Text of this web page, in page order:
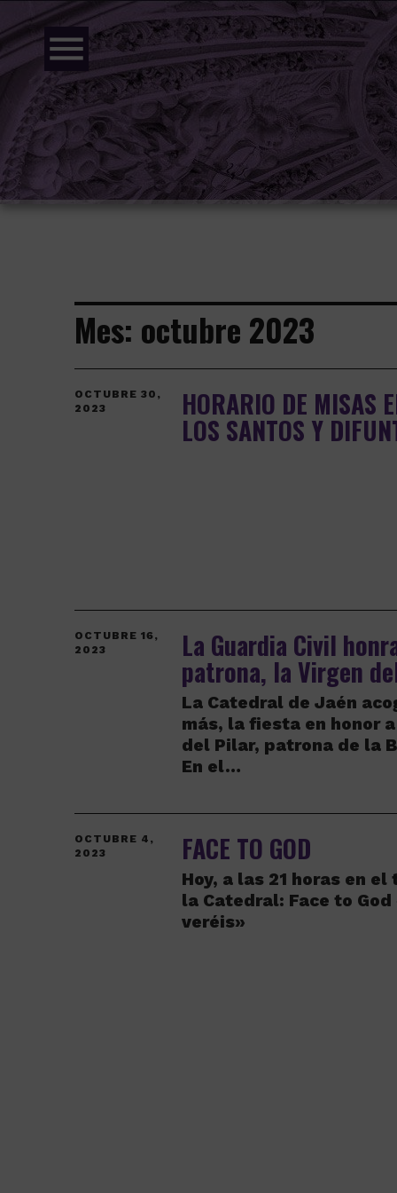
menu
Mes: octubre 2023
OCTUBRE 30,
2023
HORARIO DE MISAS
LOS SANTOS Y
OCTUBRE 16,
2023
La Guardia Civil
patrona, la Virgen
La Catedral de Jaén
más, la fiesta en honor
del Pilar, patrona de la
En el…
OCTUBRE 4,
2023
FACE TO GOD
Hoy, a las 21 horas en
la Catedral: Face to God
veréis»